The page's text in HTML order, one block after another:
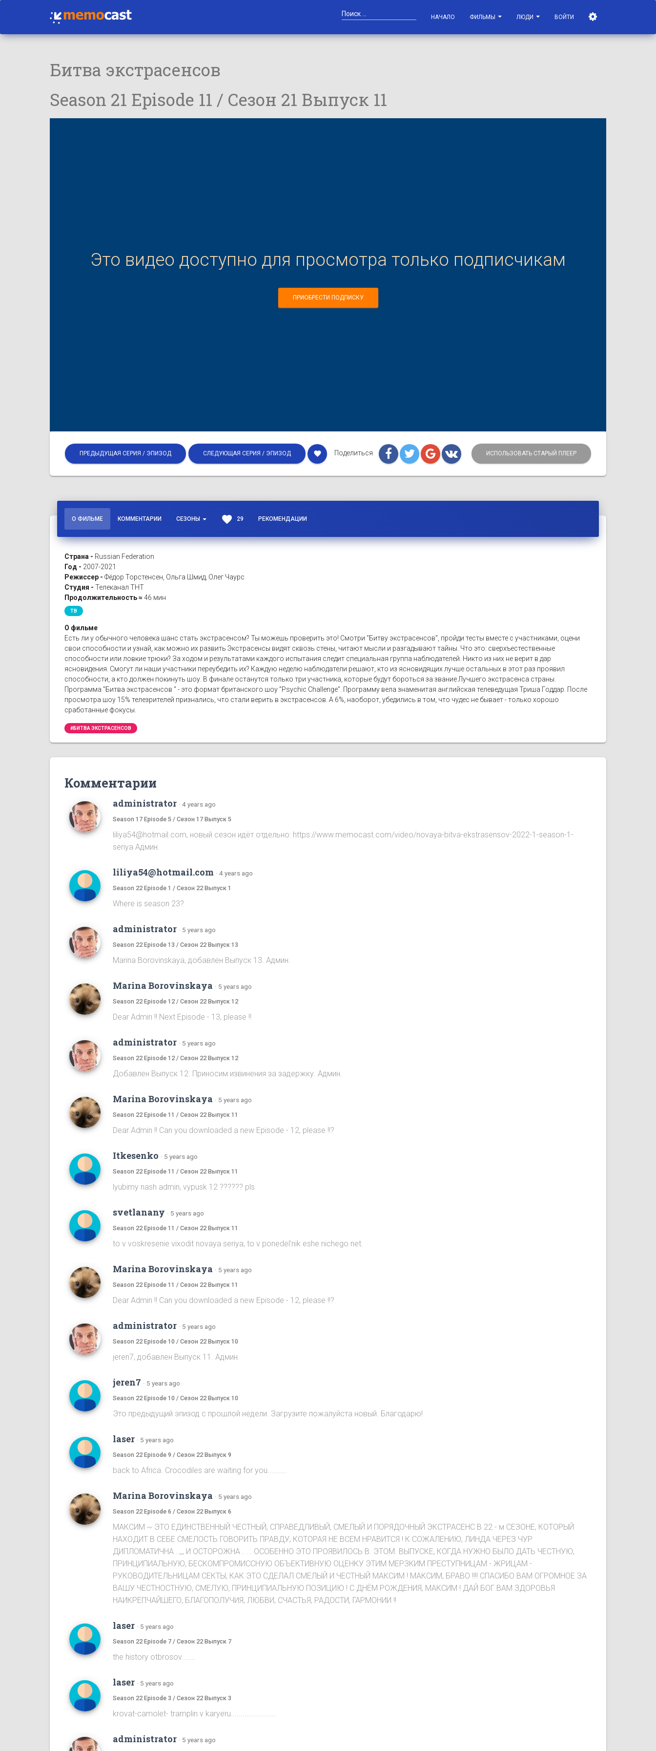
НАЧАЛО ФИЛЬМЫ ЛЮДИ ВОЙТИ
Битва экстрасенсов
Season 21 Episode 11 / Сезон 21 Выпуск 11
Это видео доступно для просмотра только подписчикам
ПРИОБРЕСТИ ПОДПИСКУ
ПРЕДЫДУЩАЯ СЕРИЯ / ЭПИЗОД СЛЕДУЮЩАЯ СЕРИЯ / ЭПИЗОД favorite Поделиться ИСПОЛЬЗОВАТЬ СТАРЫЙ ПЛЕЕР
О ФИЛЬМЕ КОММЕНТАРИИ СЕЗОНЫ favorite 29 РЕКОМЕНДАЦИИ
Страна - Russian Federation
Год - 2007-2021
Режиссер - Фёдор Торстенсен, Ольга Шмид, Олег Чаурс
Студия - Телеканал ТНТ
Продолжительность ≈ 46 мин
ТВ
О фильме
Есть ли у обычного человека шанс стать экстрасенсом? Ты можешь проверить это! Смотри "Битву экстрасенсов", пройди тесты вместе с участниками, оцени
свои способности и узнай, как можно их развить Экстрасенсы видят сквозь стены, читают мысли и разгадывают тайны. Что это: сверхъестественные
способности или ловкие трюки? За ходом и результатами каждого испытания следит специальная группа наблюдателей. Никто из них не верит в дар
ясновидения. Смогут ли наши участники переубедить их? Каждую неделю наблюдатели решают, кто из ясновидящих лучше остальных в этот раз проявил
способности, а кто должен покинуть шоу. В финале останутся только три участника, которые будут бороться за звание Лучшего экстрасенса страны.
Программа "Битва экстрасенсов " - это формат британского шоу "Psychic Challenge". Программу вела знаменитая английская телеведущая Триша Годдар. После
просмотра шоу 15% телезрителей признались, что стали верить в экстрасенсов. А 6%, наоборот, убедились в том, что чудес не бывает - только хорошо
сработанные фокусы.
#БИТВА ЭКСТРАСЕНСОВ
Комментарии
administrator · 4 years ago
Season 17 Episode 5 / Сезон 17 Выпуск 5
liliya54@hotmail.com, новый сезон идёт отдельно: https://www.memocast.com/video/novaya-bitva-ekstrasensov-2022-1-season-1-
seriya Админ.
liliya54@hotmail.com · 4 years ago
Season 22 Episode 1 / Сезон 22 Выпуск 1
Where is season 23?
administrator · 5 years ago
Season 22 Episode 13 / Сезон 22 Выпуск 13
Marina Borovinskaya, добавлен Выпуск 13. Админ.
Marina Borovinskaya · 5 years ago
Season 22 Episode 12 / Сезон 22 Выпуск 12
Dear Admin !! Next Episode - 13, please !!
administrator · 5 years ago
Season 22 Episode 12 / Сезон 22 Выпуск 12
Добавлен Выпуск 12. Приносим извинения за задержку. Админ.
Marina Borovinskaya · 5 years ago
Season 22 Episode 11 / Сезон 22 Выпуск 11
Dear Admin !! Can you downloaded a new Episode - 12, please !!?
Itkesenko · 5 years ago
Season 22 Episode 11 / Сезон 22 Выпуск 11
lyubimy nash admin, vypusk 12 ?????? pls
svetlanany · 5 years ago
Season 22 Episode 11 / Сезон 22 Выпуск 11
to v voskresenie vixodit novaya seriya, to v ponedel'nik eshe nichego net.
Marina Borovinskaya · 5 years ago
Season 22 Episode 11 / Сезон 22 Выпуск 11
Dear Admin !! Can you downloaded a new Episode - 12, please !!?
administrator · 5 years ago
Season 22 Episode 10 / Сезон 22 Выпуск 10
jeren7, добавлен Выпуск 11. Админ.
jeren7 · 5 years ago
Season 22 Episode 10 / Сезон 22 Выпуск 10
Это предыдущий эпизод с прошлой недели. Загрузите пожалуйста новый. Благодарю!
laser · 5 years ago
Season 22 Episode 9 / Сезон 22 Выпуск 9
back to Africa. Crocodiles are waiting for you..........
Marina Borovinskaya · 5 years ago
Season 22 Episode 6 / Сезон 22 Выпуск 6
МАКСИМ ~ ЭТО ЕДИНСТВЕННЫЙ ЧЕСТНЫЙ, СПРАВЕДЛИВЫЙ, СМЕЛЫЙ И ПОРЯДОЧНЫЙ ЭКСТРАСЕНС В 22 - м СЕЗОНЕ, КОТОРЫЙ
НАХОДИТ В СЕБЕ СМЕЛОСТЬ ГОВОРИТЬ ПРАВДУ, КОТОРАЯ НЕ ВСЕМ НРАВИТСЯ ! К СОЖАЛЕНИЮ, ЛИНДА ЧЕРЕЗ ЧУР
ДИПЛОМАТИЧНА ..,,, И ОСТОРОЖНА . . . ОСОБЕННО ЭТО ПРОЯВИЛОСЬ В. ЭТОМ. ВЫПУСКЕ, КОГДА НУЖНО БЫЛО ДАТЬ ЧЕСТНУЮ,
ПРИНЦИПИАЛЬНУЮ, БЕСКОМПРОМИССНУЮ ОБЪЕКТИВНУЮ ОЦЕНКУ ЭТИМ МЕРЗКИМ ПРЕСТУПНИЦАМ - ЖРИЦАМ -
РУКОВОДИТЕЛЬНИЦАМ СЕКТЫ, КАК ЭТО СДЕЛАЛ СМЕЛЫЙ И ЧЕСТНЫЙ МАКСИМ ! МАКСИМ, БРАВО !!!! СПАСИБО ВАМ ОГРОМНОЕ ЗА
ВАШУ ЧЕСТНОСТНУЮ, СМЕЛУЮ, ПРИНЦИПИАЛЬНУЮ ПОЗИЦИЮ ! С ДНЁМ РОЖДЕНИЯ, МАКСИМ ! ДАЙ БОГ ВАМ ЗДОРОВЬЯ
НАИКРЕПЧАЙШЕГО, БЛАГОПОЛУЧИЯ, ЛЮБВИ, СЧАСТЬЯ, РАДОСТИ, ГАРМОНИИ !!
laser · 5 years ago
Season 22 Episode 7 / Сезон 22 Выпуск 7
the history otbrosov.......
laser · 5 years ago
Season 22 Episode 3 / Сезон 22 Выпуск 3
krovat-camolet- tramplin v karyeru.......................
administrator · 5 years ago